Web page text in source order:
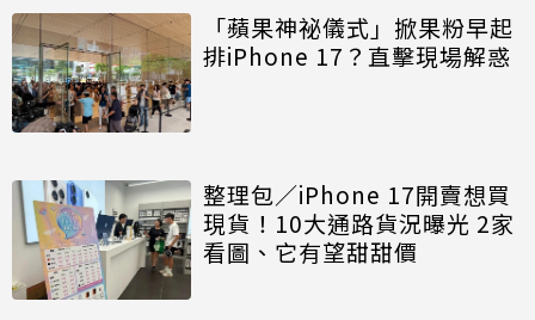
「蘋果神祕儀式」掀果粉早起
排iPhone 17？直擊現場解惑
整理包／iPhone 17開賣想買
現貨！10大通路貨況曝光 2家
看圖、它有望甜甜價